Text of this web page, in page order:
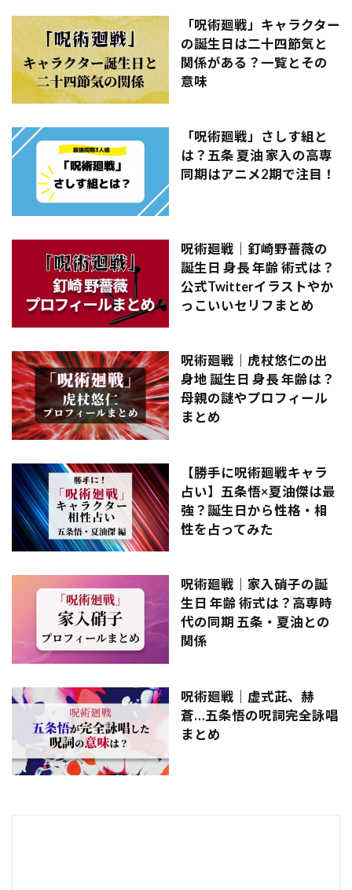
「呪術廻戦」キャラクター
の誕生日は二十四節気と
関係がある？一覧とその
意味
「呪術廻戦」さしす組と
は？五条 夏油 家入の高専
同期はアニメ2期で注目！
呪術廻戦｜釘崎野薔薇の
誕生日 身長 年齢 術式は？
公式Twitterイラストやか
っこいいセリフまとめ
呪術廻戦｜虎杖悠仁の出
身地 誕生日 身長 年齢は？
母親の謎やプロフィール
まとめ
【勝手に呪術廻戦キャラ
占い】五条悟×夏油傑は最
強？誕生日から性格・相
性を占ってみた
呪術廻戦｜家入硝子の誕
生日 年齢 術式は？高専時
代の同期 五条・夏油との
関係
呪術廻戦｜虚式茈、赫
蒼…五条悟の呪詞完全詠唱
まとめ